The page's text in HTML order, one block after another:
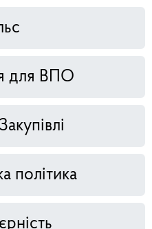
для ВПО
політика